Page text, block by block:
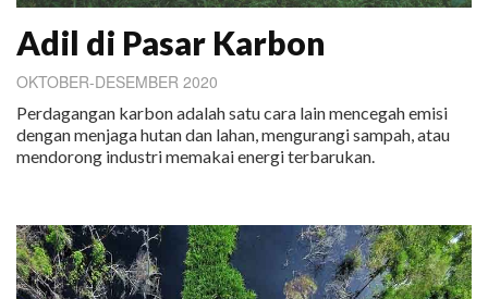
Adil di Pasar Karbon
OKTOBER-DESEMBER 2020
Perdagangan karbon adalah satu cara lain mencegah emisi
dengan menjaga hutan dan lahan, mengurangi sampah, atau
mendorong industri memakai energi terbarukan.